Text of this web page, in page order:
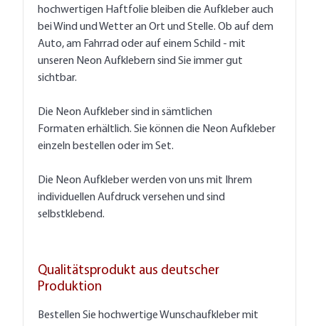
hochwertigen Haftfolie bleiben die Aufkleber auch
bei Wind und Wetter an Ort und Stelle. Ob auf dem
Auto, am Fahrrad oder auf einem Schild - mit
unseren Neon Aufklebern sind Sie immer gut
sichtbar.
Die Neon Aufkleber sind in sämtlichen
Formaten erhältlich. Sie können die Neon Aufkleber
einzeln bestellen oder im Set.
Die Neon Aufkleber werden von uns mit Ihrem
individuellen Aufdruck versehen und sind
selbstklebend.
Qualitätsprodukt aus deutscher
Produktion
Bestellen Sie hochwertige Wunschaufkleber mit